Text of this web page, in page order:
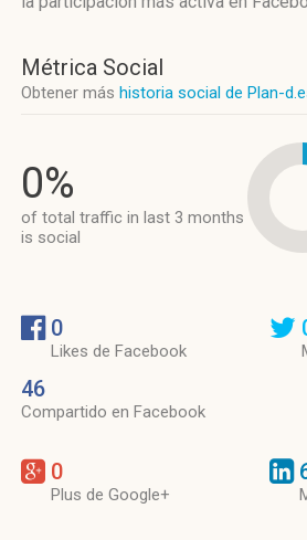
Métrica Social
Obtener más historia social de Plan-
0%
of total traffic in last 3 months
is social
0
Likes de Facebook
46
Compartido en Facebook
0
Plus de Google+